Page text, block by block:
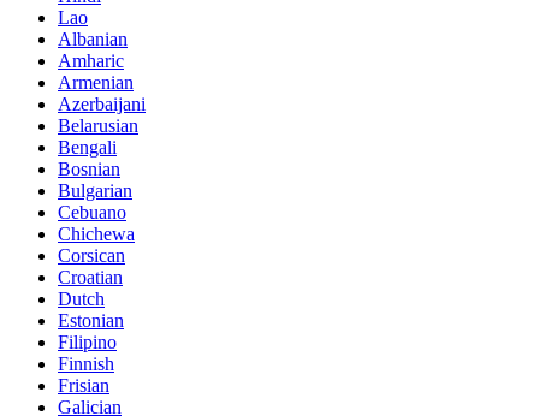
Lao
Albanian
Amharic
Armenian
Azerbaijani
Belarusian
Bengali
Bosnian
Bulgarian
Cebuano
Chichewa
Corsican
Croatian
Dutch
Estonian
Filipino
Finnish
Frisian
Galician